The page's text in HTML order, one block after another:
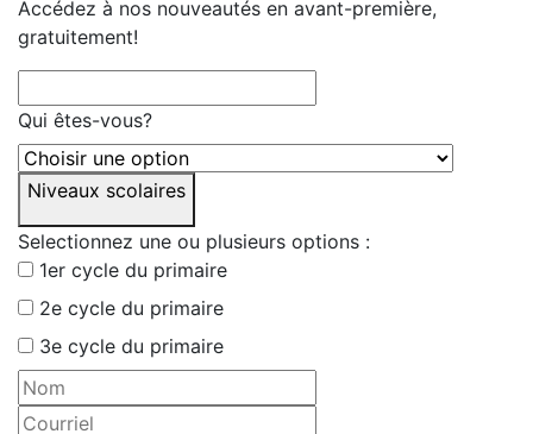
Accédez à nos nouveautés en avant-première,
gratuitement!
Qui êtes-vous?
Niveaux scolaires
Selectionnez une ou plusieurs options :
1er cycle du primaire
2e cycle du primaire
3e cycle du primaire